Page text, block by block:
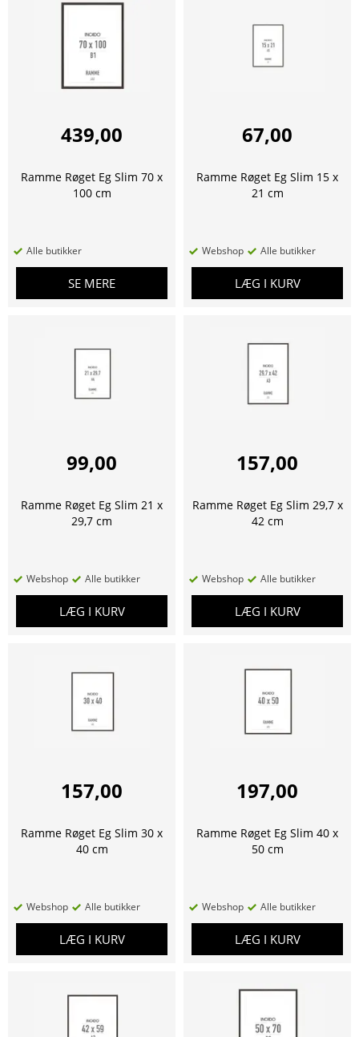
439,00
Ramme Røget Eg Slim 70 x
100 cm
Alle butikker
SE MERE
67,00
Ramme Røget Eg Slim 15 x
21 cm
Webshop Alle butikker
LÆG I KURV
99,00
Ramme Røget Eg Slim 21 x
29,7 cm
Webshop Alle butikker
LÆG I KURV
157,00
Ramme Røget Eg Slim 29,7 x
42 cm
Webshop Alle butikker
LÆG I KURV
157,00
Ramme Røget Eg Slim 30 x
40 cm
Webshop Alle butikker
LÆG I KURV
197,00
Ramme Røget Eg Slim 40 x
50 cm
Webshop Alle butikker
LÆG I KURV